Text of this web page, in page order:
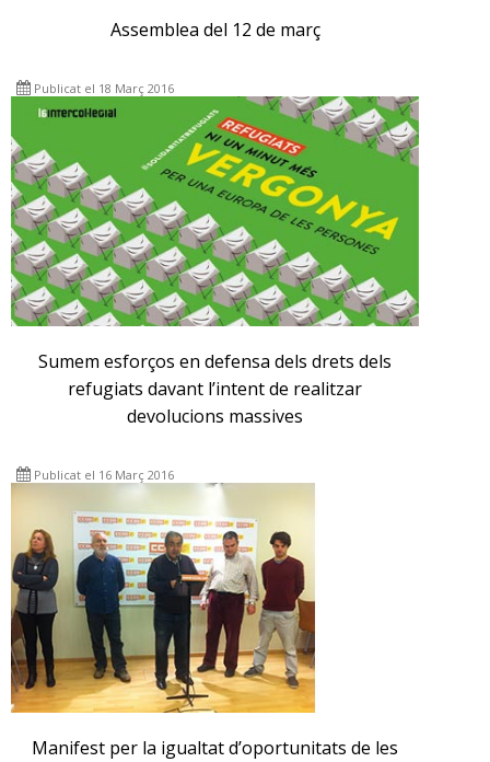
Assemblea del 12 de març
Publicat el 18 Març 2016
Sumem esforços en defensa dels drets dels
refugiats davant l’intent de realitzar
devolucions massives
Publicat el 16 Març 2016
Manifest per la igualtat d’oportunitats de les